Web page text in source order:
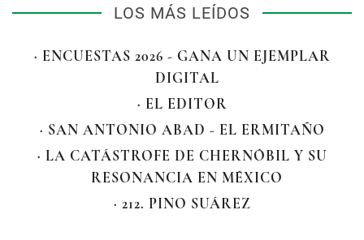
LOS MÁS LEÍDOS
· ENCUESTAS 2026 - GANA UN EJEMPLAR
DIGITAL
· EL EDITOR
· SAN ANTONIO ABAD - EL ERMITAÑO
· LA CATÁSTROFE DE CHERNÓBIL Y SU
RESONANCIA EN MÉXICO
· 212. PINO SUÁREZ